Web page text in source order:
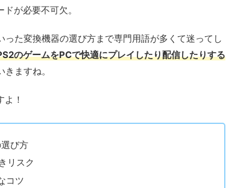
が必要不可欠。
た変換機器の選び方まで専門用語が多くて迷ってし
のゲームをPCで快適にプレイしたり配信したりする
ますね。
！
び方
リスク
コツ